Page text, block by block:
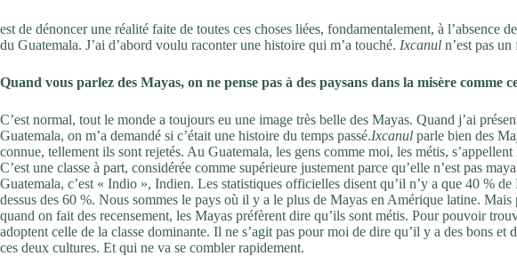
est de dénoncer une réalité faite de toutes ces choses liées, fondamentalement, à l’absence
du Guatemala. J’ai d’abord voulu raconter une histoire qui m’a touché. Ixcanul n’est pas
Quand vous parlez des Mayas, on ne pense pas à des paysans dans la misère comme
C’est normal, tout le monde a toujours eu une image très belle des Mayas. Quand j’ai
Guatemala, on m’a demandé si c’était une histoire du temps passé.Ixcanul parle bien des
connue, tellement ils sont rejetés. Au Guatemala, les gens comme moi, les métis,
C’est une classe à part, considérée comme supérieure justement parce qu’elle n’est pas
Guatemala, c’est « Indio », Indien. Les statistiques officielles disent qu’il n’y a que 40 %
dessus des 60 %. Nous sommes le pays où il y a le plus de Mayas en Amérique latine. Mais
quand on fait des recensement, les Mayas préfèrent dire qu’ils sont métis. Pour pouvoir
adoptent celle de la classe dominante. Il ne s’agit pas pour moi de dire qu’il y a des bons et
ces deux cultures. Et qui ne va se combler rapidement.